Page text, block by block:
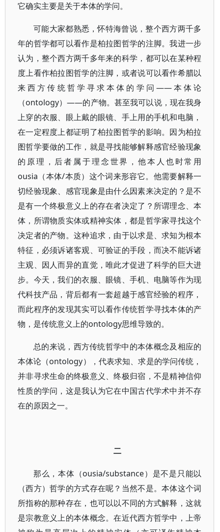
它确实主要是关于本体的学问。
可能大家都熟悉，怀特海曾说，整个西方两千多
年的哲学都可以看作是柏拉图哲学的注脚。我进一步
认为，整个西方两千多年来的科学，都可以在某种程
度上看作柏拉图哲学的注脚，或者说可以看作希腊以
来西方传统哲学寻求本体的学问——本体论
（ontology）——的产物。甚至我可以说，现在我身
上穿的衣服、眼上戴的眼镜、手上用的手机和电脑，
在一定程度上都证明了柏拉图哲学的影响。因为柏拉
图哲学要做的工作，就是寻找能够解释感官经验现象
的原理，后者属于理念世界，他本人也时常用
ousia（本体/本质）这个词来形容它。他需要解释一
切经验现象、感官现象是由什么因素来决定的？是不
是有一个终极意义上的存在者决定了？所谓理念、本
体，所谓物质实体或精神实体，都是哲学家寻找这个
决定者的产物。这种追求，由于以求是、求知为根本
特征，必须诉诸客观、可验证的手段，而决不能诉诸
主观、因人而异的直觉，唯此才促进了科学的巨大进
步。今天，我们的衣服、眼镜、手机、电脑等作为现
代科技产品，背后都有一套超越于感官经验的程序，
而此程序的发现其实可以看作传统哲学寻找本体的产
物，是传统意义上的ontology思维导致的。
总的来说，西方传统哲学中的本体概念及相应的
本体论（ontology），代表求知、求是的学问传统，
并非寻求生命的终极意义、终极归宿，不是精神信仰
性质的学问，这是我认为它在中国古代学术中并不存
在的原因之一。
二
那么，本体（ousia/substance）是不是只能以
（西方）哲学的方式存在呢？当然不是。本体这个词
所指称的那种存在，也可以以不同的方式解释，这就
是宗教意义上的本体概念。在近代西方哲学中，上帝